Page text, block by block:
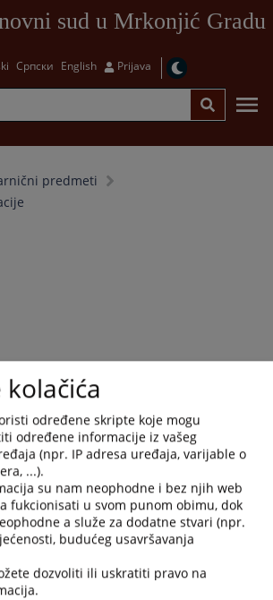
sud u Mrkonjić Gradu
Српски English Prijava
predmeti
nema vijesti
određene skripte koje mogu
određene informacije iz vašeg
(npr. IP adresa uređaja, varijable o
...).
su nam neophodne i bez njih web
fukcionisati u svom punom obimu, dok
a služe za dodatne stvari (npr.
budućeg usavršavanja
dozvoliti ili uskratiti pravo na